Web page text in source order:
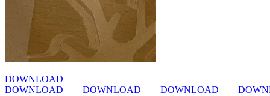
DOWNLOAD
DOWNLOAD
DOWNLOAD DOWNLOAD